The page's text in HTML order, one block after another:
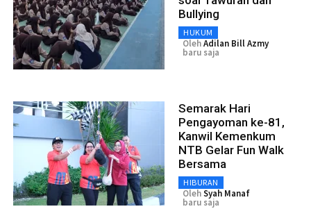
Bullying
HUKUM
OlehAdilan Bill Azmy
baru saja
Semarak Hari
Pengayoman ke-81,
Kanwil Kemenkum
NTB Gelar Fun Walk
Bersama
HIBURAN
OlehSyah Manaf
baru saja